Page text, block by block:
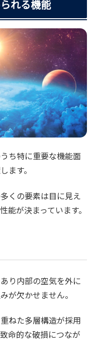
れる機能
ち特に重要な機能面
ます。
くの要素は目に見え
能が決まっています。
り内部の空気を外に
が欠かせません。
ねた多層構造が採用
命的な破損につなが